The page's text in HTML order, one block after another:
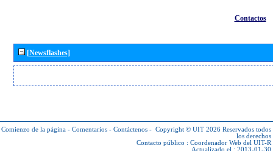
Contactos
[Newsflashes]
Comienzo de la página - Comentarios - Contáctenos - Copyright © UIT 2026 Reservados todos
los derechos
Contacto público : Coordenador Web del UIT-R
Actualizado el : 2013-01-30